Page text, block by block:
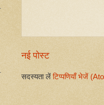
नई पोस्ट
सदस्यता लेंटिप्पणियाँ भेजें